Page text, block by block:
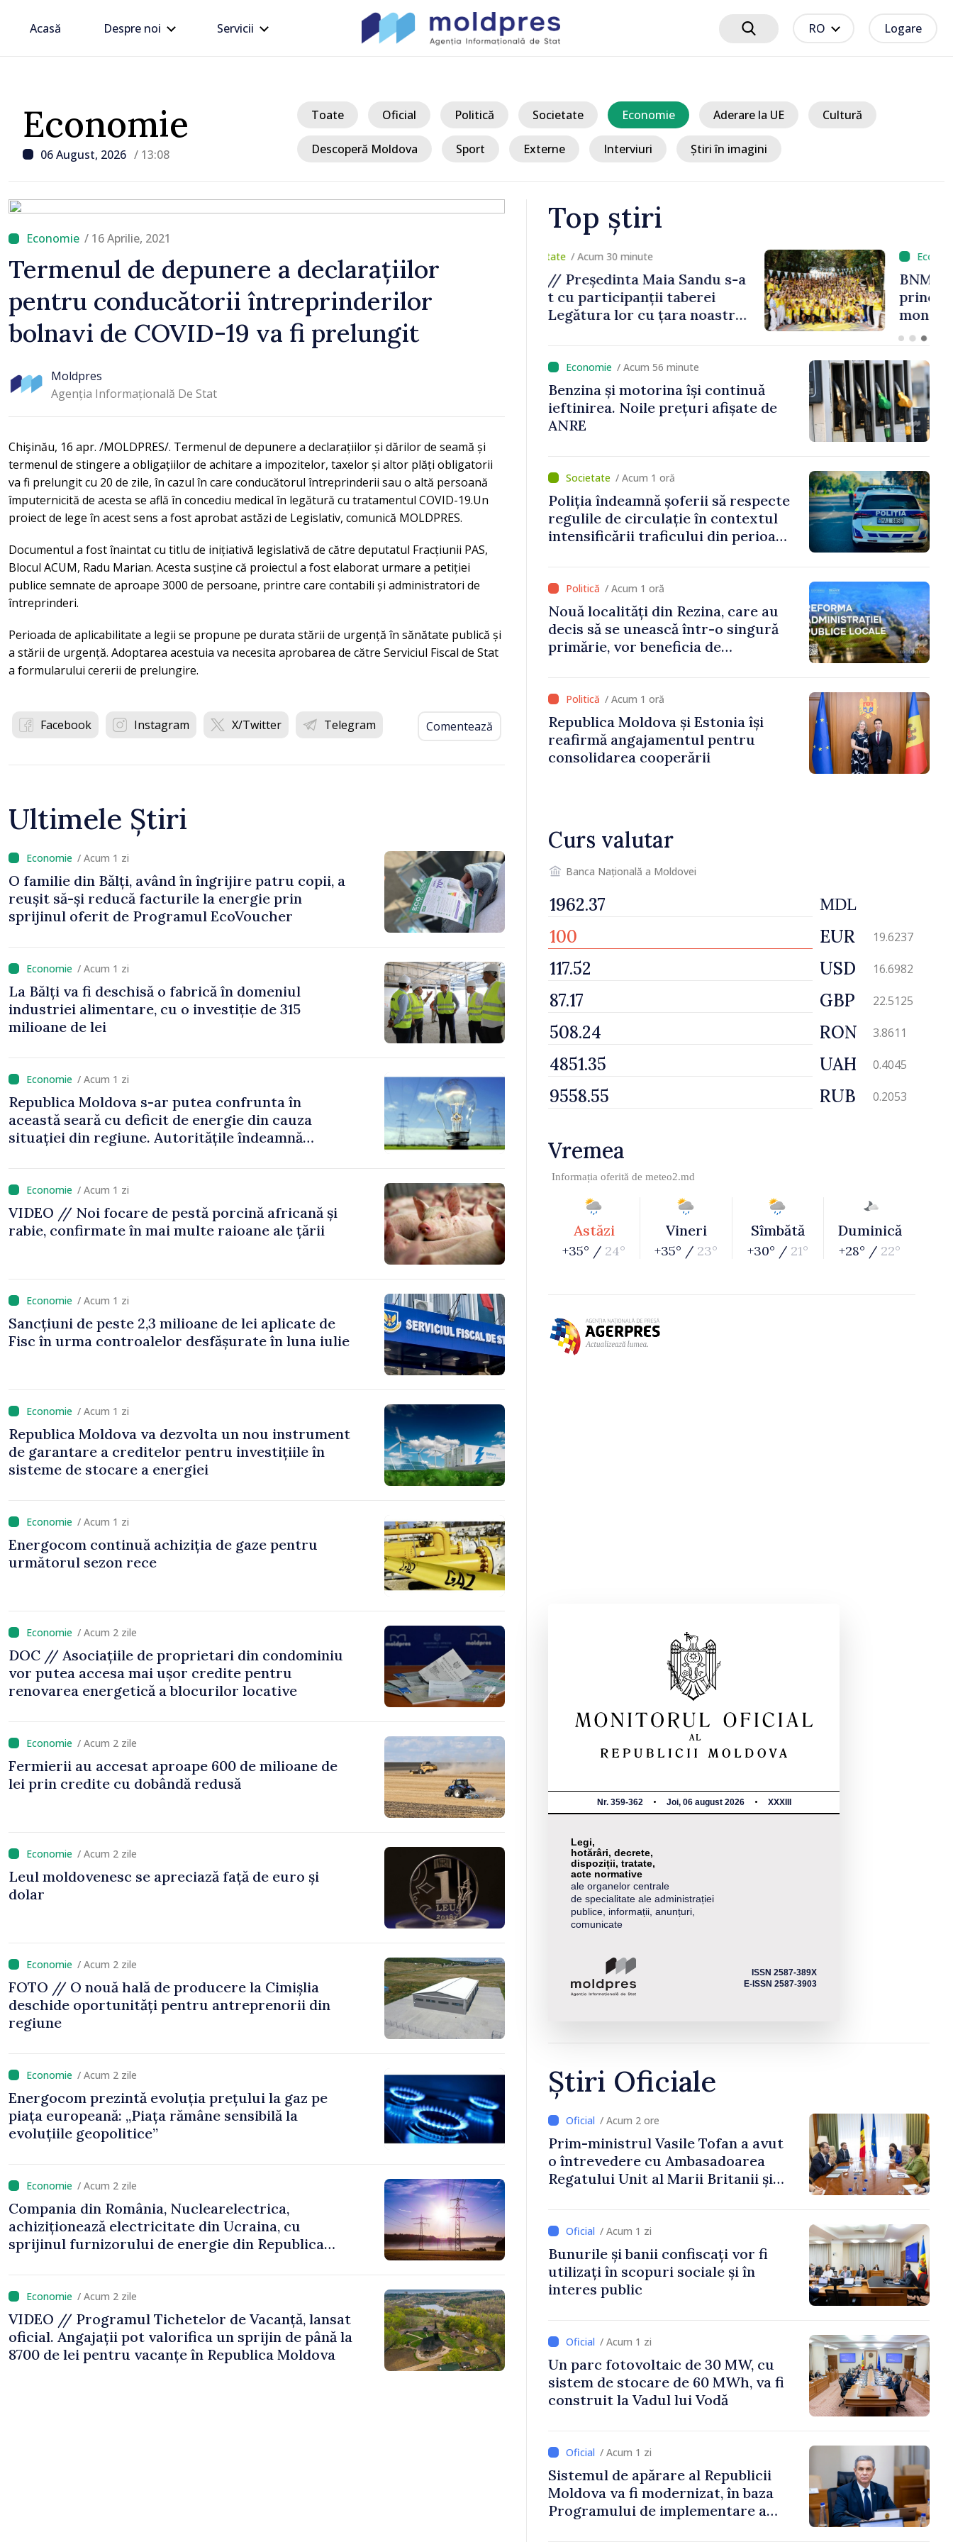
Acasă Despre noi Servicii RO Logare
Economie
06 August, 2026 / 13:08
Toate Oficial Politică Societate Economie Aderare la UE Cultură
Descoperă Moldova Sport Externe Interviuri Știri în imagini
/ 16 Aprilie, 2021
Termenul de depunere a declarațiilor
pentru conducătorii întreprinderilor
bolnavi de COVID-19 va fi prelungit
Moldpres
Agenția Informațională De Stat
Chişinău, 16 apr. /MOLDPRES/. Termenul de depunere a declarațiilor și dărilor de seamă și
termenul de stingere a obligațiilor de achitare a impozitelor, taxelor și altor plăți obligatorii
va fi prelungit cu 20 de zile, în cazul în care conducătorul întreprinderii sau o altă persoană
împuternicită de acesta se află în concediu medical în legătură cu tratamentul COVID-19.Un
proiect de lege în acest sens a fost aprobat astăzi de Legislativ, comunică MOLDPRES.
Documentul a fost înaintat cu titlu de inițiativă legislativă de către deputatul Fracțiunii PAS,
Blocul ACUM, Radu Marian. Acesta susține că proiectul a fost elaborat urmare a petiției
publice semnate de aproape 3000 de persoane, printre care contabili și administratori de
întreprinderi.
Perioada de aplicabilitate a legii se propune pe durata stării de urgență în sănătate publică și
a stării de urgență. Adoptarea acestuia va necesita aprobarea de către Serviciul Fiscal de Stat
a formularului cererii de prelungire.
Facebook Instagram X/Twitter Telegram Comentează
Ultimele Știri
/ Acum 1 zi
O familie din Bălți, având în îngrijire patru copii, a
reușit să-și reducă facturile la energie prin
sprijinul oferit de Programul EcoVoucher
/ Acum 1 zi
La Bălți va fi deschisă o fabrică în domeniul
industriei alimentare, cu o investiție de 315
milioane de lei
/ Acum 1 zi
Republica Moldova s-ar putea confrunta în
această seară cu deficit de energie din cauza
situației din regiune. Autoritățile îndeamnă
/ Acum 1 zi
VIDEO // Noi focare de pestă porcină africană și
rabie, confirmate în mai multe raioane ale țării
/ Acum 1 zi
Sancțiuni de peste 2,3 milioane de lei aplicate de
Fisc în urma controalelor desfășurate în luna iulie
/ Acum 1 zi
Republica Moldova va dezvolta un nou instrument
de garantare a creditelor pentru investițiile în
sisteme de stocare a energiei
/ Acum 1 zi
Energocom continuă achiziția de gaze pentru
următorul sezon rece
/ Acum 2 zile
DOC // Asociațiile de proprietari din condominiu
vor putea accesa mai ușor credite pentru
renovarea energetică a blocurilor locative
/ Acum 2 zile
Fermierii au accesat aproape 600 de milioane de
lei prin credite cu dobândă redusă
/ Acum 2 zile
Leul moldovenesc se apreciază față de euro și
dolar
/ Acum 2 zile
FOTO // O nouă hală de producere la Cimișlia
deschide oportunități pentru antreprenorii din
regiune
/ Acum 2 zile
Energocom prezintă evoluția prețului la gaz pe
piața europeană: „Piața rămâne sensibilă la
evoluțiile geopolitice”
/ Acum 2 zile
Compania din România, Nuclearelectrica,
achiziționează electricitate din Ucraina, cu
sprijinul furnizorului de energie din Republica
/ Acum 2 zile
VIDEO // Programul Tichetelor de Vacanță, lansat
oficial. Angajații pot valorifica un sprijin de până la
8700 de lei pentru vacanțe în Republica Moldova
Top știri
FOTO // Președinta Maia Sandu s-a
întâlnit cu participanții taberei
DOR: „Legătura lor cu țara noastră
rămâne puternică”
/ Acum 31 minute
BNM a majorat rata de bază la
principalele operațiuni de politică
monetară
/ Acum 56 minute
Benzina și motorina își continuă
ieftinirea. Noile prețuri afișate de
ANRE
/ Acum 1 oră
Poliția îndeamnă șoferii să respecte
regulile de circulație în contextul
intensificării traficului din perioada
/ Acum 1 oră
Nouă localități din Rezina, care au
decis să se unească într-o singură
primărie, vor beneficia de
/ Acum 1 oră
Republica Moldova și Estonia își
reafirmă angajamentul pentru
consolidarea cooperării
Curs valutar
Banca Națională a Moldovei
MDL
EUR 19.6237
USD 16.6982
GBP 22.5125
RON 3.8611
UAH 0.4045
RUB 0.2053
Vremea
Informația oferită de meteo2.md
Astăzi
+35° / 24°
Vineri
+35° / 23°
Sîmbătă
+30° / 21°
Duminică
+28° / 22°
Nr. 359-362 Joi, 06 august 2026 XXXIII
Legi,
hotărâri, decrete,
dispoziții, tratate,
acte normative
ale organelor centrale
de specialitate ale administrației
publice, informații, anunțuri,
comunicate
ISSN 2587-389X
E-ISSN 2587-3903
Știri Oficiale
/ Acum 2 ore
Prim-ministrul Vasile Tofan a avut
o întrevedere cu Ambasadoarea
Regatului Unit al Marii Britanii și
/ Acum 1 zi
Bunurile și banii confiscați vor fi
utilizați în scopuri sociale și în
interes public
/ Acum 1 zi
Un parc fotovoltaic de 30 MW, cu
sistem de stocare de 60 MWh, va fi
construit la Vadul lui Vodă
/ Acum 1 zi
Sistemul de apărare al Republicii
Moldova va fi modernizat, în baza
Programului de implementare a